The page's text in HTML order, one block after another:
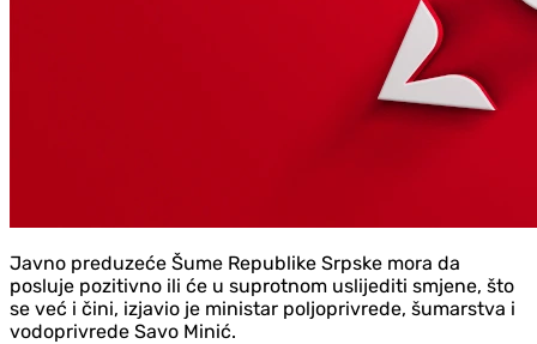
Javno preduzeće Šume Republike Srpske mora da
posluje pozitivno ili će u suprotnom uslijediti smjene, što
se već i čini, izjavio je ministar poljoprivrede, šumarstva i
vodoprivrede Savo Minić.